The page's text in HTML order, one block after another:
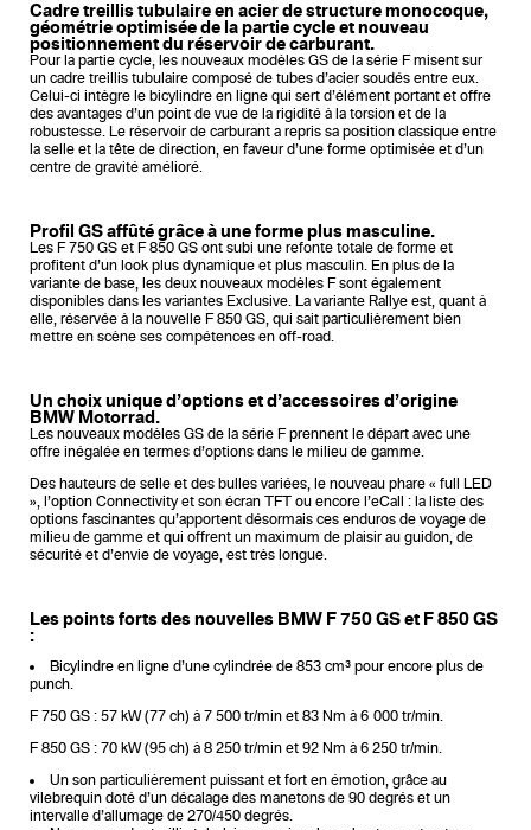
Cadre treillis tubulaire en acier de structure monocoque,
géométrie optimisée de la partie cycle et nouveau
positionnement du réservoir de carburant.
Pour la partie cycle, les nouveaux modèles GS de la série F misent sur
un cadre treillis tubulaire composé de tubes d’acier soudés entre eux.
Celui-ci intègre le bicylindre en ligne qui sert d’élément portant et offre
des avantages d’un point de vue de la rigidité à la torsion et de la
robustesse. Le réservoir de carburant a repris sa position classique entre
la selle et la tête de direction, en faveur d’une forme optimisée et d’un
centre de gravité amélioré.
Profil GS affûté grâce à une forme plus masculine.
Les F 750 GS et F 850 GS ont subi une refonte totale de forme et
profitent d’un look plus dynamique et plus masculin. En plus de la
variante de base, les deux nouveaux modèles F sont également
disponibles dans les variantes Exclusive. La variante Rallye est, quant à
elle, réservée à la nouvelle F 850 GS, qui sait particulièrement bien
mettre en scène ses compétences en off-road.
Un choix unique d’options et d’accessoires d’origine
BMW Motorrad.
Les nouveaux modèles GS de la série F prennent le départ avec une
offre inégalée en termes d’options dans le milieu de gamme.
Des hauteurs de selle et des bulles variées, le nouveau phare « full LED
», l’option Connectivity et son écran TFT ou encore l’eCall : la liste des
options fascinantes qu’apportent désormais ces enduros de voyage de
milieu de gamme et qui offrent un maximum de plaisir au guidon, de
sécurité et d’envie de voyage, est très longue.
Les points forts des nouvelles BMW F 750 GS et F 850 GS
:
Bicylindre en ligne d’une cylindrée de 853 cm³ pour encore plus de
punch.
F 750 GS : 57 kW (77 ch) à 7 500 tr/min et 83 Nm à 6 000 tr/min.
F 850 GS : 70 kW (95 ch) à 8 250 tr/min et 92 Nm à 6 250 tr/min.
Un son particulièrement puissant et fort en émotion, grâce au
vilebrequin doté d’un décalage des manetons de 90 degrés et un
intervalle d’allumage de 270/450 degrés.